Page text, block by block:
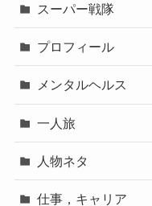
スーパー戦隊
プロフィール
メンタルヘルス
一人旅
人物ネタ
仕事，キャリア